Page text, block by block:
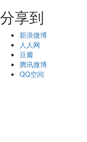
分享到
新浪微博
人人网
豆瓣
腾讯微博
QQ空间